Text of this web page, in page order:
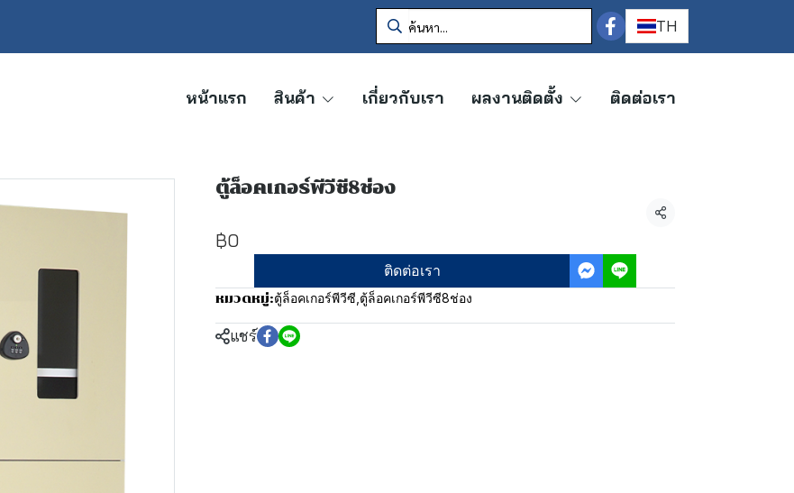
TH
หน้าแรก สินค้า เกี่ยวกับเรา ผลงานติดตั้ง ติดต่อเรา
ตู้ล็อคเกอร์พีวีซี8ช่อง
แชร์
฿0
ติดต่อเรา
หมวดหมู่:ตู้ล็อคเกอร์พีวีซี ตู้ล็อคเกอร์พีวีซี8ช่อง
แชร์